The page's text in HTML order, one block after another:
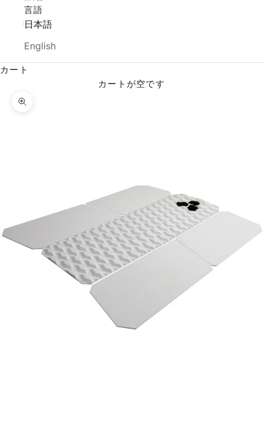
言語
日本語
English
カート
カートが空です
ズームイン